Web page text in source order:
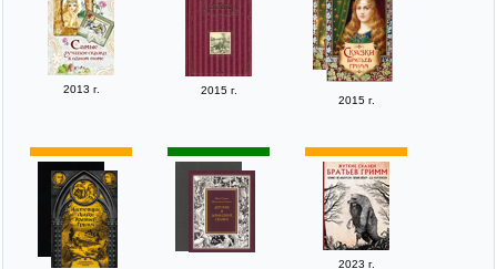
2013 г.
2015 г.
2015 г.
2023 г.